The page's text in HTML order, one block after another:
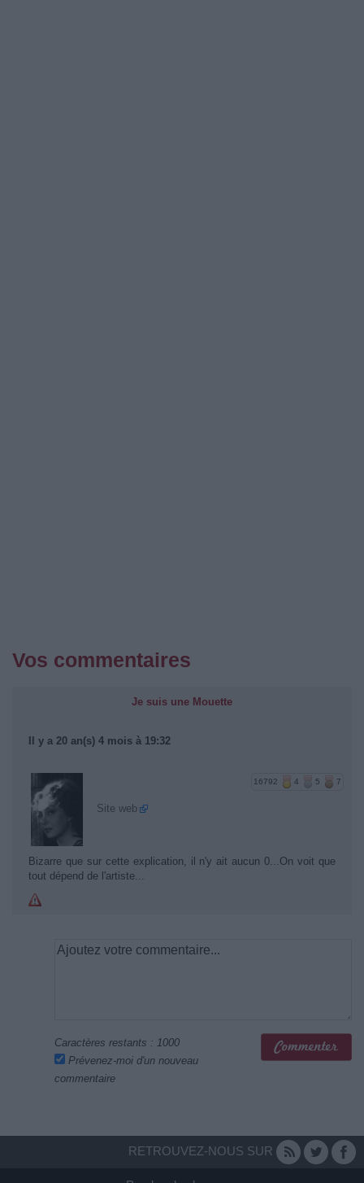
Vos commentaires
Je suis une Mouette
Il y a 20 an(s) 4 mois à 19:32
16792 4 5 7
Site web
Bizarre que sur cette explication, il n'y ait aucun 0...On voit que
tout dépend de l'artiste...
Caractères restants : 1000
Prévenez-moi d'un nouveau
commentaire
RETROUVEZ-NOUS SUR